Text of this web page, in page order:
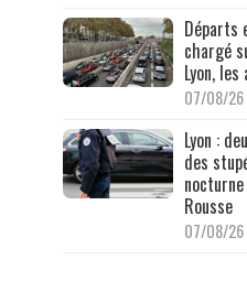
Départs
chargé
Lyon,
07/08/26
Lyon :
des
Rousse
07/08/26